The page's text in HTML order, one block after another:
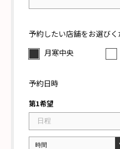
予約したい店舗をお選び
月寒中央
予約日時
第1希望